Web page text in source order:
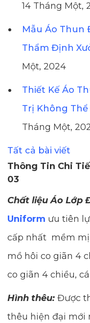
14 Tháng Một,
Mẫu Áo Thun
Thẩm Định
Một, 2024
Thiết Kế Áo
Trị Không
Tháng Một,
Tất cả bài viết
Thông Tin Chi
03
Chất liệu Áo Lớp
Uniform ưu tiên
cấp nhất mềm
mồ hôi co giãn 4
co giãn 4 chiều,
Hình thêu: Được
thêu hiện đại mới